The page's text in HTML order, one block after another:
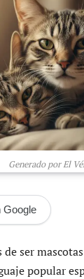
Generado por El
Google
de ser
popular